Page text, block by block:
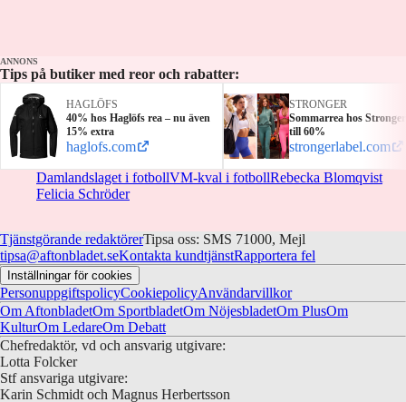
ANNONS
Tips på butiker med reor och rabatter:
HAGLÖFS
40% hos Haglöfs rea – nu även
15% extra
haglofs.com
STRONGER
Sommarrea hos
till 60%
strongerlabel.com
Damlandslaget i fotbollVM-kval i fotbollRebecka Blomqvist
Felicia Schröder
Tjänstgörande redaktörerTipsa oss: SMS 71000, Mejl
tipsa@aftonbladet.seKontakta kundtjänstRapportera fel
Inställningar för cookies
PersonuppgiftspolicyCookiepolicyAnvändarvillkor
Om AftonbladetOm SportbladetOm NöjesbladetOm PlusOm
KulturOm LedareOm Debatt
Chefredaktör, vd och ansvarig utgivare:
Lotta Folcker
Stf ansvariga utgivare:
Karin Schmidt och Magnus Herbertsson